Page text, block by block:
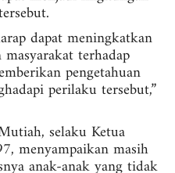
dapat meningkatkan
terhadap
pengetahuan
perilaku tersebut,”
selaku Ketua
menyampaikan masih
anak-anak yang tidak